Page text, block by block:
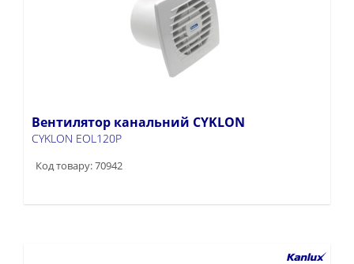
Вентилятор канальний CYKLON
CYKLON EOL120P
Код товару: 70942